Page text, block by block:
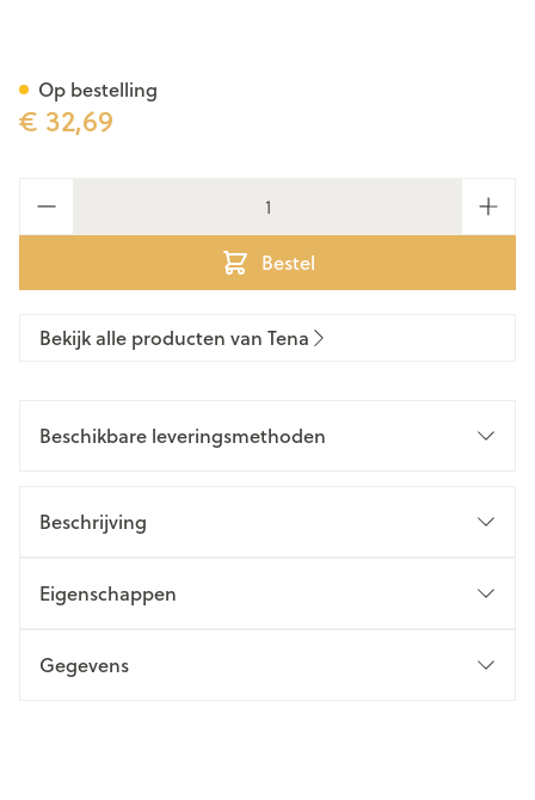
€ 32,69
Bestel
Op bestelling
Bekijk alle producten van Tena
Beschikbare leveringsmethoden
Beschrijving
Eigenschappen
Gegevens